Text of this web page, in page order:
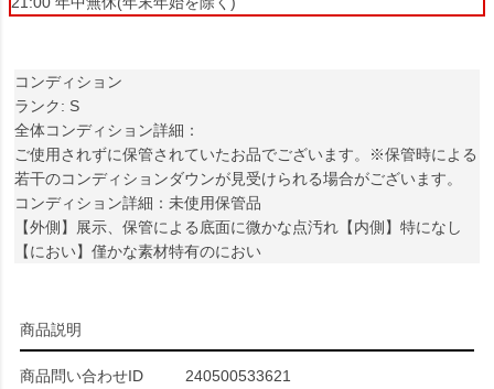
コンディション
ランク: S
全体コンディション詳細：
ご使用されずに保管されていたお品でございます。※保管時による
若干のコンディションダウンが見受けられる場合がございます。
コンディション詳細：未使用保管品
【外側】展示、保管による底面に微かな点汚れ【内側】特になし
【におい】僅かな素材特有のにおい
商品説明
商品問い合わせID 240500533621